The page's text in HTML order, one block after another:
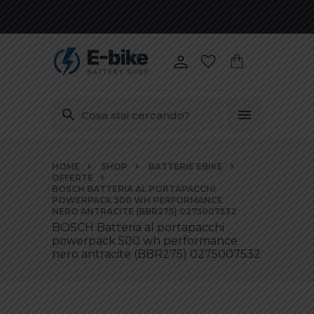
contenuti
HOME SHOP
BATTERIE EBIKE
OFFERTE
BOSCH BATTERIA AL PORTAPACCHI
POWERPACK 500 WH PERFORMANCE
NERO ANTRACITE (BBR275) 0275007532
BOSCH Batteria al portapacchi
powerpack 500 wh performance
nero antracite (BBR275) 0275007532